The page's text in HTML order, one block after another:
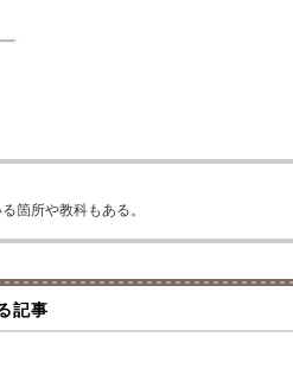
箇所や教科もある。
記事